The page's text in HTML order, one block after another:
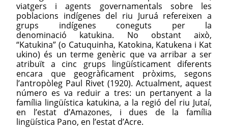
viatgers i agents governamentals sobre les
poblacions indígenes del riu Juruá refereixen a
grups indígenes coneguts per la
denominació katukina. No obstant això,
“Katukina” (o Catuquinha, Katokina, Katukena i Kat
ukino) és un terme genèric que va arribar a ser
atribuït a cinc grups lingüísticament diferents
encara que geogràficament pròxims, segons
l’antropòleg Paul Rivet (1920). Actualment, aquest
número es va reduir a tres: un pertanyent a la
família lingüística katukina, a la regió del riu Jutaí,
en l’estat d’Amazones, i dues de la família
lingüística Pano, en l’estat d’Acre.